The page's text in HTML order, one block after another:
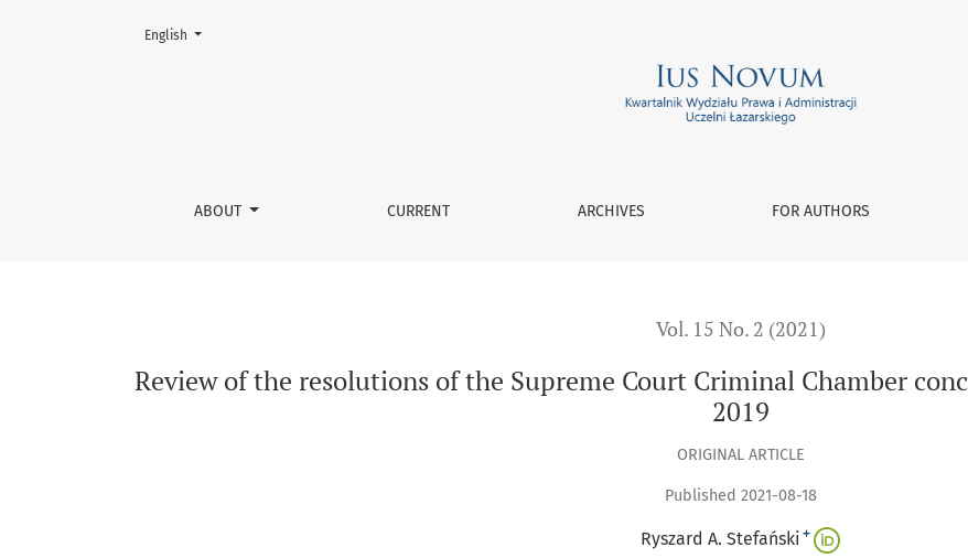
Review of the resolutions of the Supreme Court Criminal Chamber concerning criminal procedure law in
ABOUT CURRENT ARCHIVES FOR AUTHORS
Change the language. The current language is:
English
Vol. 15 No. 2 (2021)
Review of the resolutions of the Supreme Court Criminal Chamber
2019
ORIGINAL ARTICLE
Published 2021-08-18
Ryszard A. Stefański +